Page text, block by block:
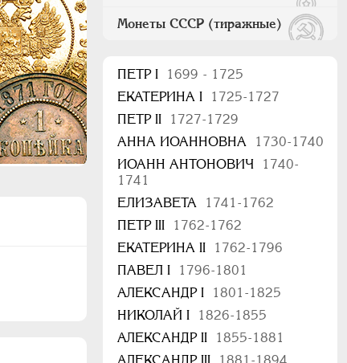
Монеты СССР (тиражные)
ПEТР I
1699 - 1725
ЕКАТЕРИНА I
1725-1727
ПЕТР II
1727-1729
АННА ИОАННОВНА
1730-1740
ИОАНН АНТОНОВИЧ
1740-
1741
ЕЛИЗАВЕТА
1741-1762
ПЕТР III
1762-1762
ЕКАТЕРИНА II
1762-1796
ПАВЕЛ I
1796-1801
АЛЕКСАНДР I
1801-1825
НИКОЛАЙ I
1826-1855
АЛЕКСАНДР II
1855-1881